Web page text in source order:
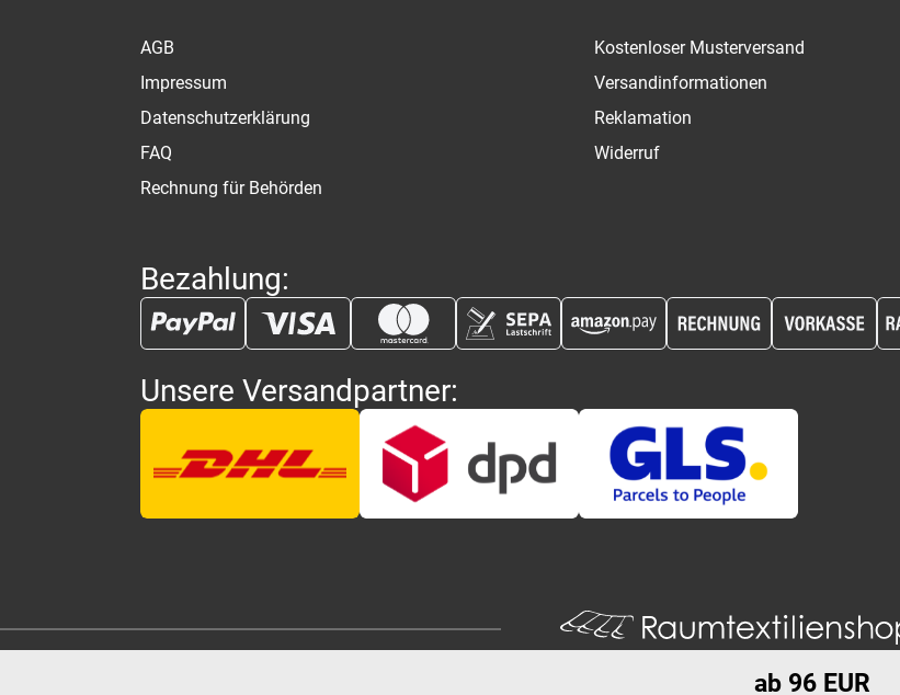
ab 96 EUR
AGB
Impressum
Datenschutzerklärung
FAQ
Rechnung für Behörden
Kostenloser Musterversand
Versandinformationen
Reklamation
Widerruf
Bezahlung:
Unsere Versandpartner: